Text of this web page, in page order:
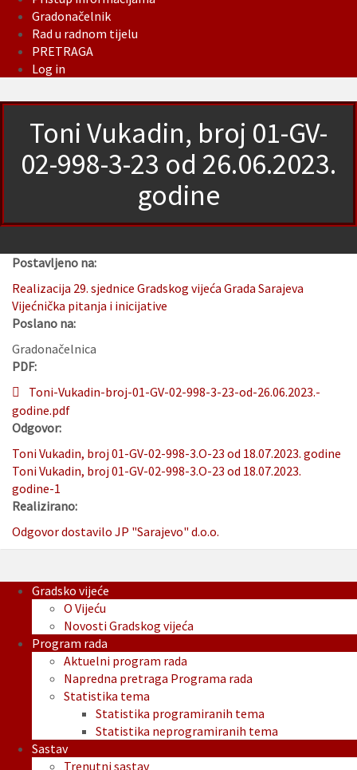
Gradonačelnik
Rad u radnom tijelu
PRETRAGA
Log in
Toni Vukadin, broj 01-GV-
02-998-3-23 od 26.06.2023.
godine
Postavljeno na:
Realizacija 29. sjednice Gradskog vijeća Grada Sarajeva
Vijećnička pitanja i inicijative
Poslano na:
Gradonačelnica
PDF:
Toni-Vukadin-broj-01-GV-02-998-3-23-od-26.06.2023.-
godine.pdf
Odgovor:
Toni Vukadin, broj 01-GV-02-998-3.O-23 od 18.07.2023. godine
Toni Vukadin, broj 01-GV-02-998-3.O-23 od 18.07.2023.
godine-1
Realizirano:
Odgovor dostavilo JP "Sarajevo" d.o.o.
Gradsko vijeće
O Vijeću
Novosti Gradskog vijeća
Program rada
Aktuelni program rada
Napredna pretraga Programa rada
Statistika tema
Statistika programiranih tema
Statistika neprogramiranih tema
Sastav
Trenutni sastav